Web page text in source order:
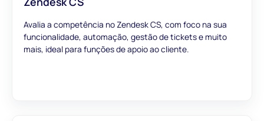
Avalia a competência no Zendesk CS, com foco na sua
funcionalidade, automação, gestão de tickets e muito
mais, ideal para funções de apoio ao cliente.